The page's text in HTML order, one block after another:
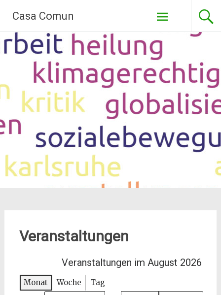
Inhalt
springen
Casa Comun
Veranstaltungen
Veranstaltungen im August 2026
Monat Woche Tag